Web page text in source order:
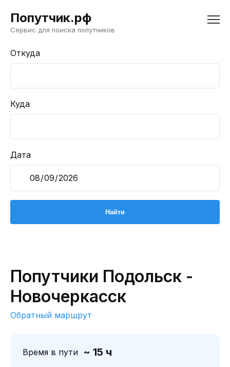
Попутчик.рф
Сервис для поиска попутчиков
Откуда
Куда
Дата
Попутчики Подольск -
Новочеркасск
Обратный маршрут
Время в пути ~ 15 ч